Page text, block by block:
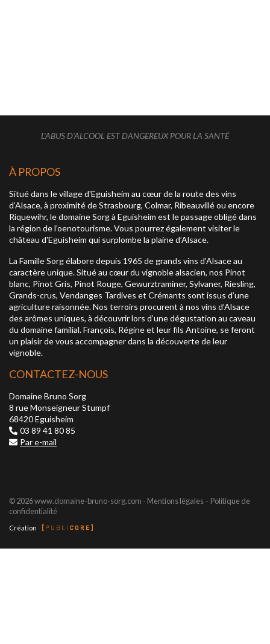
L'ABUS D'ALCOOL EST DANGEREUX POUR LA SANTÉ
À PROPOS
Situé dans le village d'Eguisheim au cœur de la route des vins
d’Alsace, à proximité de Strasbourg, Colmar, Ribeauvillé ou encore
Riquewihr, le domaine Sorg à Eguisheim est le passage obligé dans
la région de l’oenotourisme. Vous pourrez également visiter le
château d'Eguisheim qui surplombe la plaine d’Alsace.
La Famille Sorg élabore depuis 1965 de grands vins d’Alsace au
caractère unique. Situé au cœur du vignoble alsacien, nos Pinot
blanc, Pinot Gris, Pinot Rouge, Gewurztraminer, Sylvaner, Riesling,
Grands-crus, Vendanges Tardives et Crémants sont issus d’une
agriculture raisonnée. Nos terroirs procurent à nos vins d’Alsace
des arômes uniques, à découvrir lors d’une dégustation au caveau
du domaine familial. François, Régine et leur fils Antoine, se feront
un plaisir de vous accompagner dans la découverte de leur
vignoble.
CONTACTEZ-NOUS
Domaine Bruno Sorg
8 rue Monseigneur Stumpf
68420 Eguisheim
03 89 41 80 85
Par e-mail
© 2026 www.domaine-bruno-sorg.com - Mentions légales
Politique de
confidentialité
Création